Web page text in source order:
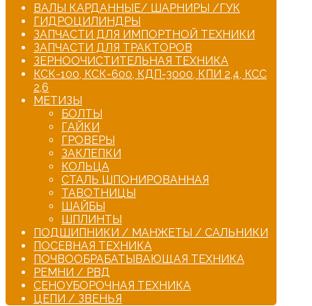
ВАЛЫ КАРДАННЫЕ/ ШАРНИРЫ /ГУК
ГИДРОЦИЛИНДРЫ
ЗАПЧАСТИ ДЛЯ ИМПОРТНОЙ ТЕХНИКИ
ЗАПЧАСТИ ДЛЯ ТРАКТОРОВ
ЗЕРНООЧИСТИТЕЛЬНАЯ ТЕХНИКА
КСК-100, КСК-600, КДП-3000, КПИ 2,4, КСС
2,6
МЕТИЗЫ
БОЛТЫ
ГАЙКИ
ГРОВЕРЫ
ЗАКЛЕПКИ
КОЛЬЦА
СТАЛЬ ШПОНИРОВАННАЯ
ТАВОТНИЦЫ
ШАЙБЫ
ШПЛИНТЫ
ПОДШИПНИКИ / МАНЖЕТЫ / САЛЬНИКИ
ПОСЕВНАЯ ТЕХНИКА
ПОЧВООБРАБАТЫВАЮЩАЯ ТЕХНИКА
РЕМНИ / РВД
СЕНОУБОРОЧНАЯ ТЕХНИКА
ЦЕПИ / ЗВЕНЬЯ